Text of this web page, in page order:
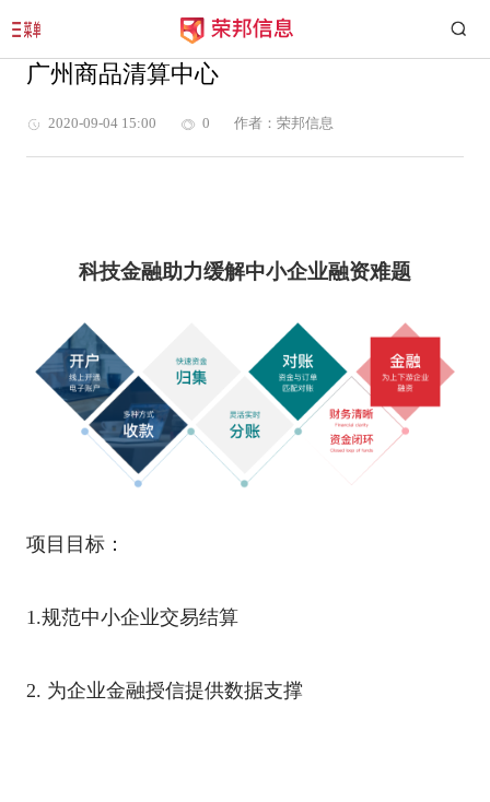
广州商品清算中心
2020-09-04 15:00 0 作者：荣邦信息
科技金融助力缓解中小企业融资难题
项目目标：
1.规范中小企业交易结算
2. 为企业金融授信提供数据支撑